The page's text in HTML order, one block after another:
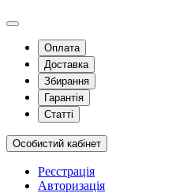
Оплата
Доставка
Збирання
Гарантія
Статті
Особистий кабінет
Реєстрація
Авторизація